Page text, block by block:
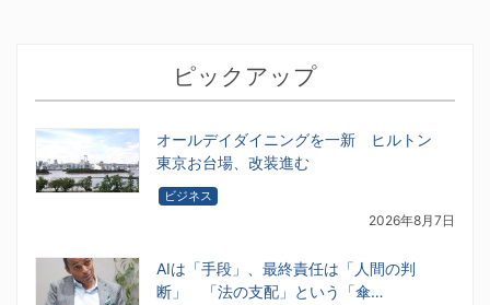
ピックアップ
オールデイダイニングを一新 ヒルトン
東京お台場、改装進む
ビジネス
2026年8月7日
AIは「手段」、最終責任は「人間の判
断」 「法の支配」という「傘…